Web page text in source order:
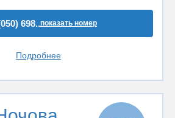
698..показать номер
Подробнее